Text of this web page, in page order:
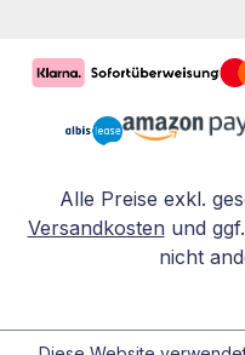
Alle Preise exkl.
Versandkosten und
nicht